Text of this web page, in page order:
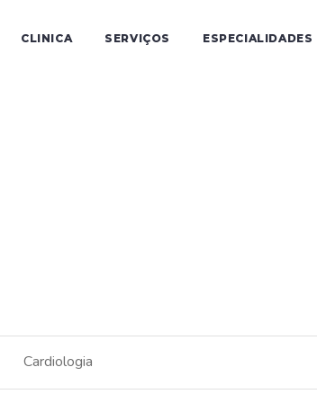
CLINICA SERVIÇOS ESPECIALIDADES
Cardiologia